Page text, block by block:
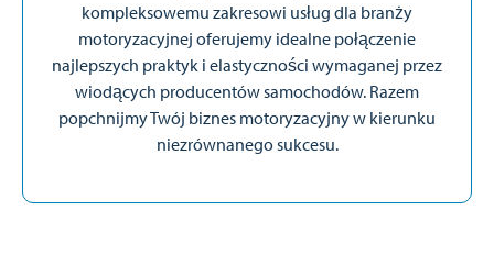
kompleksowemu zakresowi usług dla branży
motoryzacyjnej oferujemy idealne połączenie
najlepszych praktyk i elastyczności wymaganej przez
wiodących producentów samochodów. Razem
popchnijmy Twój biznes motoryzacyjny w kierunku
niezrównanego sukcesu.